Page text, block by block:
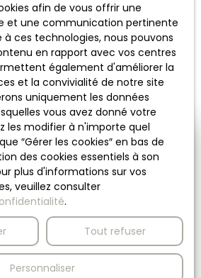
votre bien ?
sit amet, consectetur
eu velit vitae, fringilla eleifend
ante orci, a mattis ex facilisis et.
afin de vous offrir une
et une communication pertinente
à ces technologies, nous pouvons
en rapport avec vos centres
également d'améliorer la
et la convivialité de notre site
uniquement les données
vous avez donné votre
les modifier à n'importe quel
″Gérer les cookies″ en bas de
des cookies essentiels à son
plus d'informations sur vos
veuillez consulter
.
Tout refuser
Personnaliser